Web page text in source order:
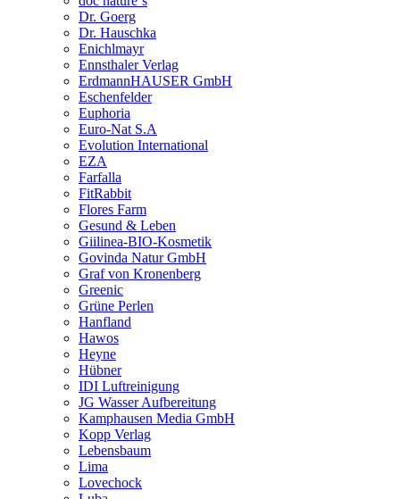
Dr. Goerg
Dr. Hauschka
Enichlmayr
Ennsthaler Verlag
ErdmannHAUSER GmbH
Eschenfelder
Euphoria
Euro-Nat S.A
Evolution International
EZA
Farfalla
FitRabbit
Flores Farm
Gesund & Leben
Giilinea-BIO-Kosmetik
Govinda Natur GmbH
Graf von Kronenberg
Greenic
Grüne Perlen
Hanfland
Hawos
Heyne
Hübner
IDI Luftreinigung
JG Wasser Aufbereitung
Kamphausen Media GmbH
Kopp Verlag
Lebensbaum
Lima
Lovechock